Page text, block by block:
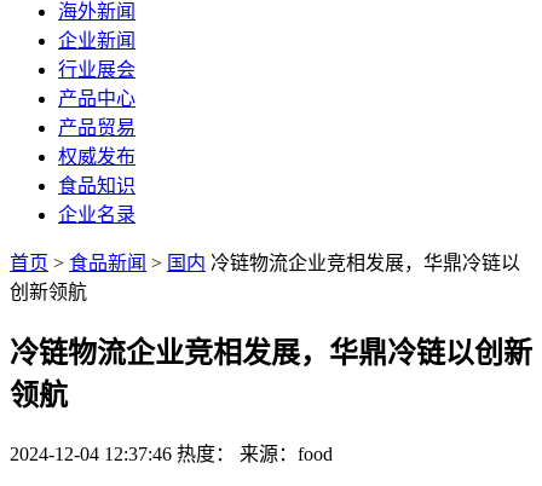
海外新闻
企业新闻
行业展会
产品中心
产品贸易
权威发布
食品知识
企业名录
首页 > 食品新闻 > 国内 冷链物流企业竞相发展，华鼎冷链以
创新领航
冷链物流企业竞相发展，华鼎冷链以创新
领航
2024-12-04 12:37:46 热度： 来源：food